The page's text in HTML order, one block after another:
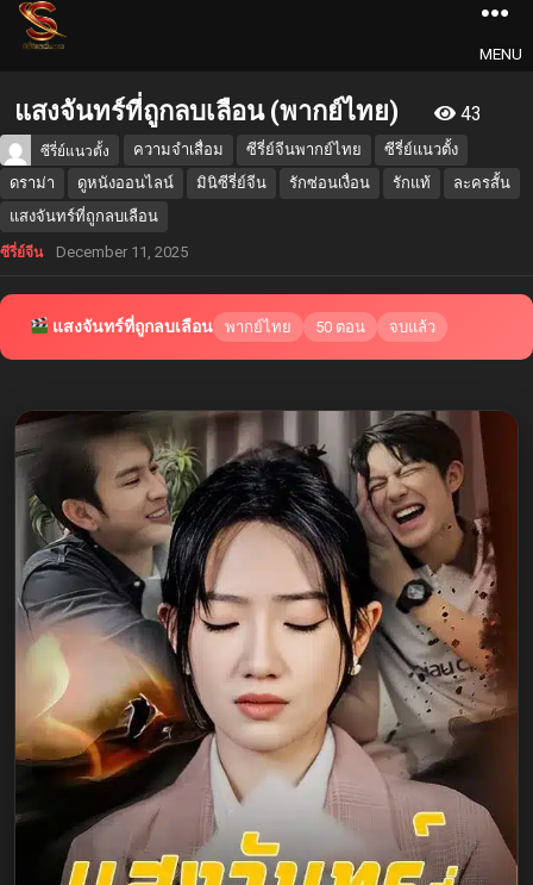
MENU
แสงจันทร์ที่ถูกลบเลือน (พากย์ไทย) 43
ซีรี่ย์แนวตั้ง ความจำเสื่อม ซีรี่ย์จีนพากย์ไทย
ซีรี่ย์แนวตั้ง
ดราม่า
ดูหนังออนไลน์ มินิซีรี่ย์จีน รักซ่อนเงื่อน รักแท้
ละครสั้น
แสงจันทร์ที่ถูกลบเลือน
ซีรี่ย์จีน December 11, 2025
แสงจันทร์ที่ถูกลบเลือน พากย์ไทย 50 ตอน จบแล้ว